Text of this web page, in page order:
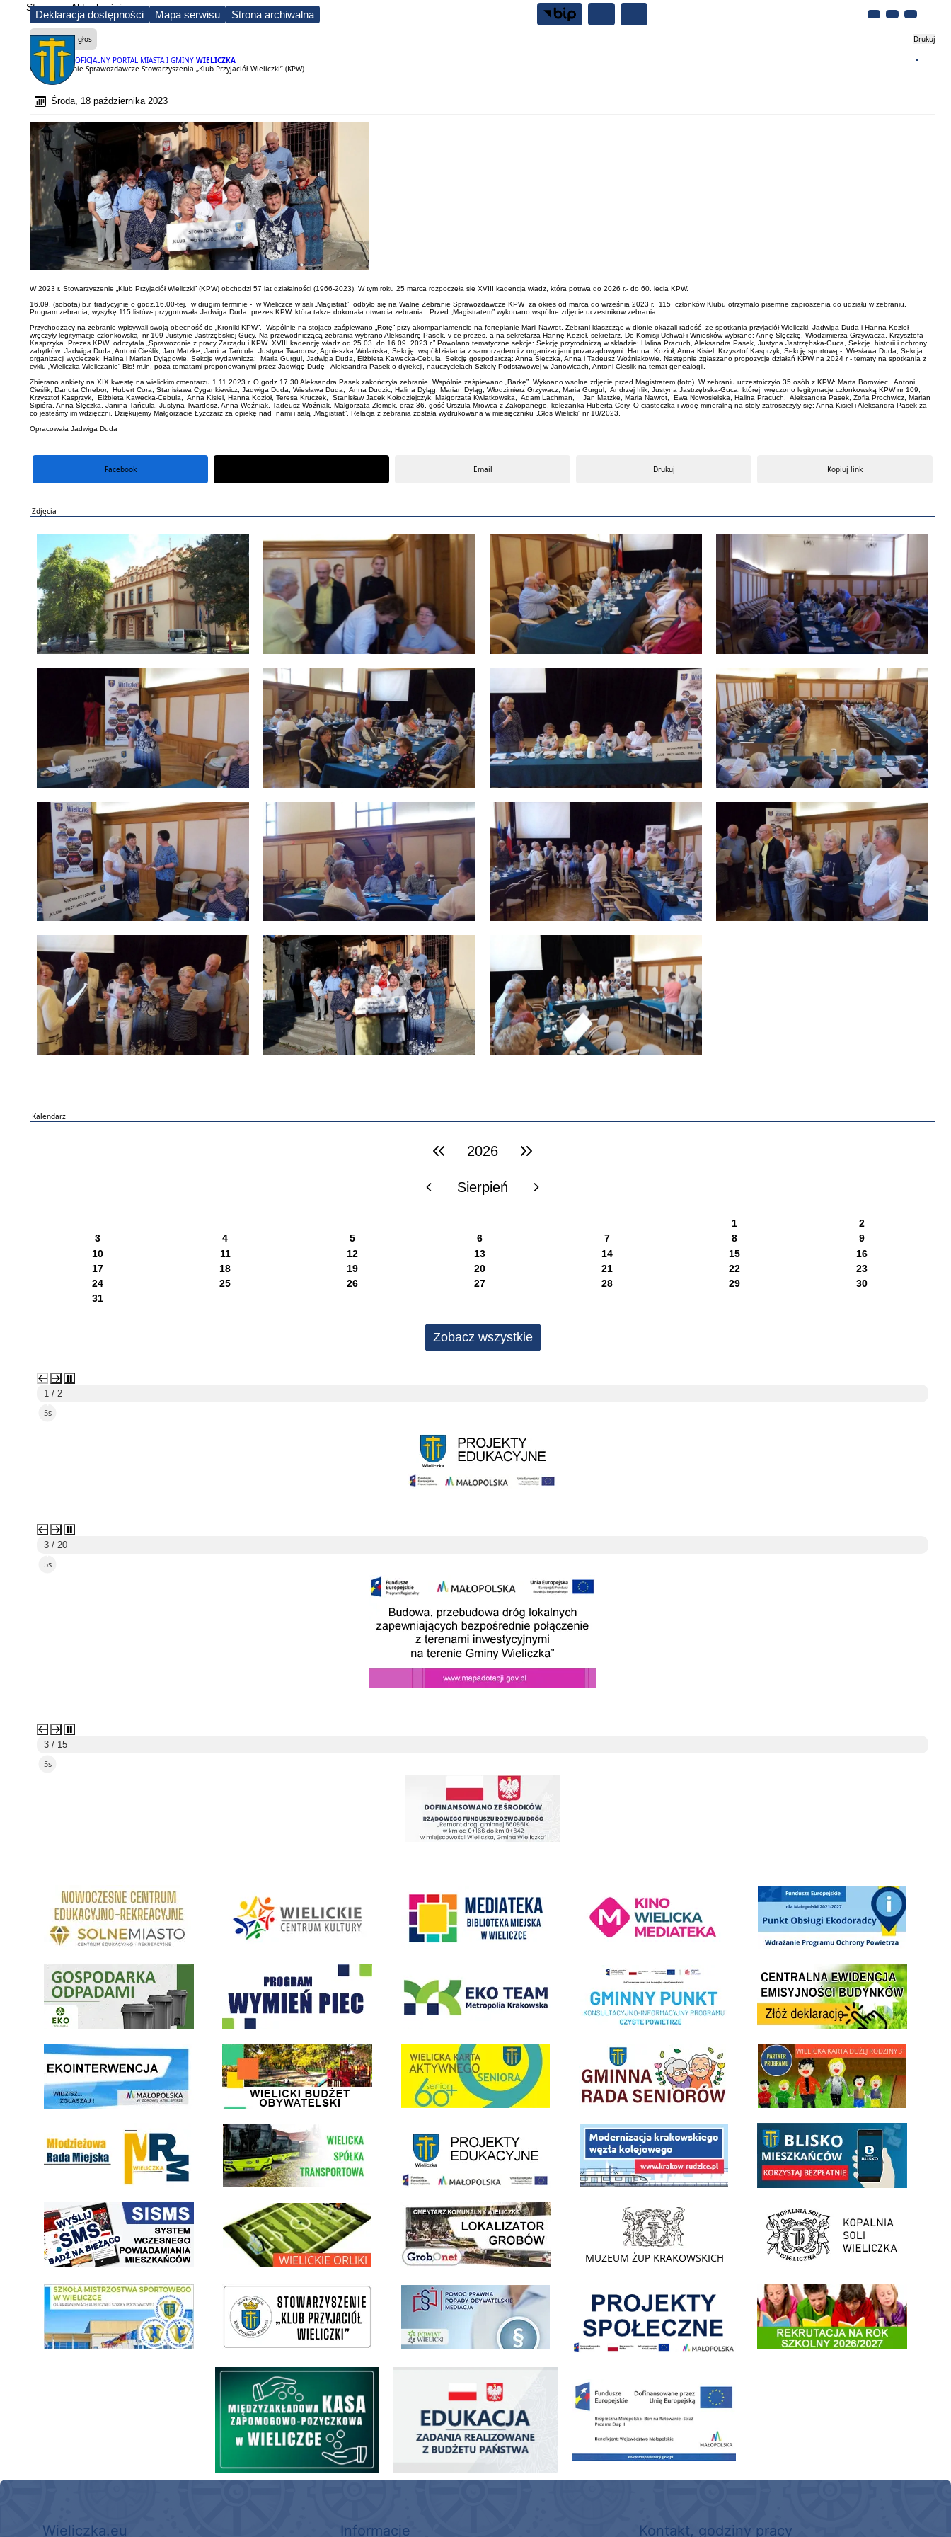
Deklaracja dostępności Mapa serwisu Strona archiwalna
OFICJALNY PORTAL MIASTA I GMINY WIELICZKA
Strona Aktualności
Czytaj na głos Drukuj
Walne Zebranie Sprawozdawcze Stowarzyszenia „Klub Przyjaciół Wieliczki” (KPW)
Środa, 18 października 2023
W 2023 r. Stowarzyszenie „Klub Przyjaciół Wieliczki” (KPW) obchodzi 57 lat działalności (1966-2023). W tym roku 25 marca rozpoczęła się XVIII kadencja władz, która potrwa do 2026 r.- do 60. lecia KPW.
16.09. (sobota) b.r. tradycyjnie o godz.16.00-tej, w drugim terminie - w Wieliczce w sali „Magistrat” odbyło się na Walne Zebranie Sprawozdawcze KPW za okres od marca do września 2023 r. 115 członków Klubu otrzymało pisemne zaproszenia do udziału w zebraniu.
Program zebrania, wysyłkę 115 listów- przygotowała Jadwiga Duda, prezes KPW, która także dokonała otwarcia zebrania. Przed „Magistratem” wykonano wspólne zdjęcie uczestników zebrania.
Przychodzący na zebranie wpisywali swoją obecność do „Kroniki KPW”. Wspólnie na stojąco zaśpiewano „Rotę” przy akompaniamencie na fortepianie Marii Nawrot. Zebrani klaszcząc w dłonie okazali radość ze spotkania przyjaciół Wieliczki. Jadwiga Duda i Hanna Kozioł
wręczyły legitymacje członkowską nr 109 Justynie Jastrzębskiej-Gucy. Na przewodniczącą zebrania wybrano Aleksandrę Pasek, v-ce prezes, a na sekretarza Hannę Kozioł, sekretarz. Do Komisji Uchwał i Wniosków wybrano: Annę Ślęczkę, Włodzimierza Grzywacza, Krzysztofa
Kasprzyka. Prezes KPW odczytała „Sprawozdnie z pracy Zarządu i KPW XVIII kadencję władz od 25.03. do 16.09. 2023 r.” Powołano tematyczne sekcje: Sekcję przyrodniczą w składzie: Halina Pracuch, Aleksandra Pasek, Justyna Jastrzębska-Guca, Sekcję historii i ochrony
zabytków: Jadwiga Duda, Antoni Cieślik, Jan Matzke, Janina Tańcula, Justyna Twardosz, Agnieszka Wolańska, Sekcję współdziałania z samorządem i z organizacjami pozarządowymi: Hanna Kozioł, Anna Kisiel, Krzysztof Kasprzyk, Sekcję sportową - Wiesława Duda, Sekcja
organizacji wycieczek: Halina i Marian Dylągowie, Sekcje wydawniczą: Maria Gurgul, Jadwiga Duda, Elżbieta Kawecka-Cebula, Sekcję gospodarczą: Anna Ślęczka, Anna i Tadeusz Woźniakowie. Następnie zgłaszano propozycje działań KPW na 2024 r - tematy na spotkania z
cyklu „Wieliczka-Wieliczanie” Bis! m.in. poza tematami proponowanymi przez Jadwigę Dudę - Aleksandra Pasek o dyrekcji, nauczycielach Szkoły Podstawowej w Janowicach, Antoni Cieslik na temat genealogii.
Zbierano ankiety na XIX kwestę na wielickim cmentarzu 1.11.2023 r. O godz.17.30 Aleksandra Pasek zakończyła zebranie. Wspólnie zaśpiewano „Barkę”. Wykoano wsolne zdjęcie przed Magistratem (foto). W zebraniu uczestniczyło 35 osób z KPW: Marta Borowiec, Antoni
Cieślik, Danuta Chrebor, Hubert Cora, Stanisława Cygankiewicz, Jadwiga Duda, Wiesława Duda, Anna Dudzic, Halina Dyląg, Marian Dyląg, Włodzimierz Grzywacz, Maria Gurgul, Andrzej Irlik, Justyna Jastrzębska-Guca, której wręczono legitymacje członkowską KPW nr 109,
Krzysztof Kasprzyk, Elżbieta Kawecka-Cebula, Anna Kisiel, Hanna Kozioł, Teresa Kruczek, Stanisław Jacek Kołodziejczyk, Małgorzata Kwiatkowska, Adam Lachman, Jan Matzke, Maria Nawrot, Ewa Nowosielska, Halina Pracuch, Aleksandra Pasek, Zofia Prochwicz, Marian
Sipióra, Anna Ślęczka, Janina Tańcula, Justyna Twardosz, Anna Woźniak, Tadeusz Woźniak, Małgorzata Złomek, oraz 36. gość Urszula Mrowca z Zakopanego, koleżanka Huberta Cory. O ciasteczka i wodę mineralną na stoły zatroszczyły się: Anna Kisiel i Aleksandra Pasek za
co jesteśmy im wdzięczni. Dziękujemy Małgorzacie Łyżczarz za opiekę nad nami i salą „Magistrat”. Relacja z zebrania została wydrukowana w miesięczniku „Głos Wielicki” nr 10/2023.
Opracowała Jadwiga Duda
Facebook Email Drukuj Kopiuj link
Zdjęcia
Kalendarz
poprzedni rok2026 następny rok
poprzedni miesiącSierpień następny miesiąc
1
2
3
4 5 6 7 8
9
10
11 12 13 14 15
16
17
18 19 20 21 22
23
24
25 26 27 28 29
30
31
Zobacz wszystkie
1 / 2
3s
3 / 20
3s
Budowa przebudowa drog prowadzacych do SAG w wieliczce
3 / 15
4s
Remont drogi gminnej 560861K ul. Juliusza Słowackiego w Wieliczce
link do strony Centrum Edukacyjno Rekreacyjne Punkt Obsługi Ekodoradcy Wieliczka
Gospodarka odpadami na terenie Miasta i Gminy WieliczkaProgram "Czyste Powietrze" - Wieliczka Realizacja Programu Czyste Powietrze w Gminie WieliczkaCentrala Ewidencja Emisyjności Budynków - złóż
link do strony ekointerwencja dot.- powietrza link do strony - Wielicki Budżet Obywatelski link do strony Wielicka Karta Aktywnego Seniora link do strony Gminnej Rady Seniorow - Wieliczka link do strony - Wielicka Karta Dużej Rodziny
link do strony Wielickiej Spółki Transportowej link do strony - projekty edukacyjne dofinansowane z Europejskiego Funduszu Społecznego
link do opisu projektu budowy linii kolejowej Krakow Rudzicelink do opisu aplikacji - BLISKO, Gmina Wieliczka w
link do strony systemu wczesnego ostrzegania mieszkańców SISMSlink do opisu projektu Wielickie Orliki link do lokalizatora grobów na wielickim cmentarzu - grobnetlink do strony - Muzeum Żup Krakowskich Wieliczka link do strony Kopalni Soli Wieliczka
link do SMS Wieliczka wieliczka-wieliczanie na bis pomoc prawna wieliczka Informacja o terminach rekrutacji na rok szkolny 2026/
Międzyzakładowa Kasa Zapomogowo - Pożyczkowa
Zakup fabrycznie nowego, średniego samochodu ratowniczo-gaśniczego z napędem 4x4 dla OSP Kokotów
Wieliczka.eu Informacje Kontakt, godziny pracy